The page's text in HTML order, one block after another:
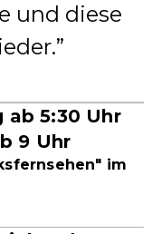
und diese
ab 5:30 Uhr
9 Uhr
im